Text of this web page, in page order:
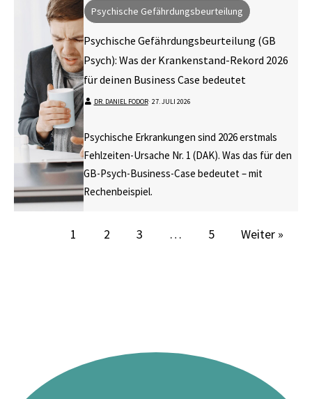
Psychische Gefährdungsbeurteilung
Psychische Gefährdungsbeurteilung (GB
Psych): Was der Krankenstand-Rekord 2026
für deinen Business Case bedeutet
DR. DANIEL FODOR⋅ 27. JULI 2026
Psychische Erkrankungen sind 2026 erstmals
Fehlzeiten-Ursache Nr. 1 (DAK). Was das für den
GB-Psych-Business-Case bedeutet – mit
Rechenbeispiel.
1 2 3 … 5 Weiter »